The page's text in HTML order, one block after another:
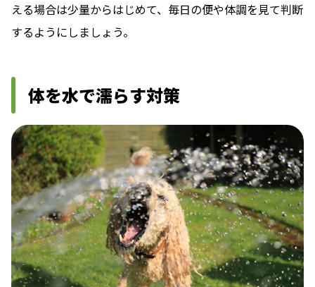
える場合は少量からはじめて、毎日の便や体調を見て判断
するようにしましょう。
体を水で濡らす対策